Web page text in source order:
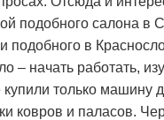
подобного салона
в
начать работать,
только
ковров и паласов.